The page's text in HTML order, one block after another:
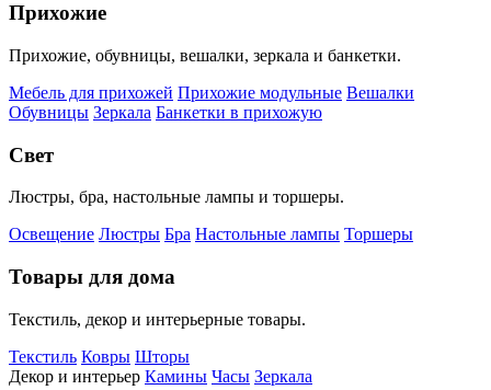
Прихожие
Прихожие, обувницы, вешалки, зеркала и банкетки.
Мебель для прихожей Прихожие модульные Вешалки
Обувницы Зеркала Банкетки в прихожую
Свет
Люстры, бра, настольные лампы и торшеры.
Освещение Люстры Бра Настольные лампы Торшеры
Товары для дома
Текстиль, декор и интерьерные товары.
Текстиль Ковры Шторы
Декор и интерьер Камины Часы Зеркала